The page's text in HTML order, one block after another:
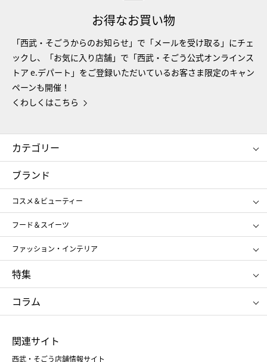
お得なお買い物
「西武・そごうからのお知らせ」で「メールを受け取る」にチェ
ックし、「お気に入り店舗」で「西武・そごう公式オンラインス
トア e.デパート」をご登録いただいているお客さま限定のキャン
ペーンも開催！
くわしくはこちら
カテゴリー
コスメ＆ビューティー
ギフト
レディース
メンズ
スポーツ・アウトドア
お中元
お歳暮
ブランド
コスメ＆ビューティー
SHISEIDO
ポール&ジョー ボーテ
ジルスチュアート
NARS
RMK
クリニーク
SK-Ⅱ
フード＆スイーツ
アンリ・シャルパンティエ
ゴディバ
新宿高野
たねや
ねんりん家
ファッション・インテリア
ポロ ラルフ ローレン
タケオ キクチ
ママ＆キッズ
シュタイフ
特集
お中元
ひな人形
五月人形
父の日
コラム
菓子折り
和菓子
関連サイト
西武・そごう店舗情報サイト